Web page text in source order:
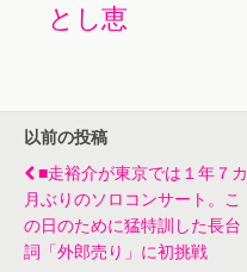
川寿美、水
の４人が共
演
川
出演
とし恵
以前の投稿
■走裕介が東京では１年７カ
月ぶりのソロコンサート。こ
の日のために猛特訓した長台
詞「外郎売り」に初挑戦